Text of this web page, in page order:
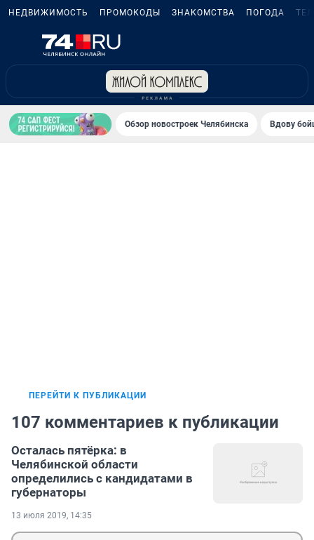
НЕДВИЖИМОСТЬ ПРОМОКОДЫ ЗНАКОМСТВА ПОГОДА
Обзор новостроек Челябинска Вдову
ПЕРЕЙТИ К ПУБЛИКАЦИИ
107 комментариев к публикации
Осталась пятёрка: в
Челябинской области
определились с кандидатами в
губернаторы
13 июля 2019, 14:35